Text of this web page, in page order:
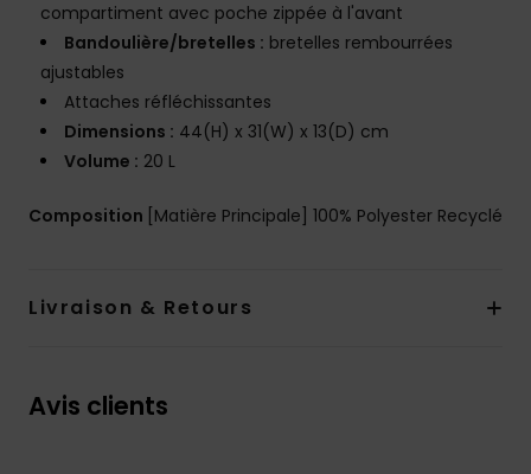
compartiment avec poche zippée à l'avant
Bandoulière/bretelles : bretelles rembourrées
ajustables
Attaches réfléchissantes
Dimensions : 44(H) x 31(W) x 13(D) cm
Volume : 20 L
Composition [Matière Principale] 100% Polyester Recyclé
Livraison & Retours
Avis clients